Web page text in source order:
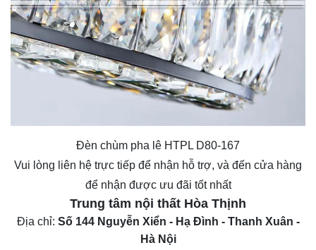
Đèn chùm pha lê HTPL D80-167
Vui lòng liên hệ trực tiếp để nhận hỗ trợ, và đến cửa hàng
để nhận được ưu đãi tốt nhất
Trung tâm nội thất Hòa Thịnh
Địa chỉ: Số 144 Nguyễn Xiển - Hạ Đình - Thanh Xuân -
Hà Nội